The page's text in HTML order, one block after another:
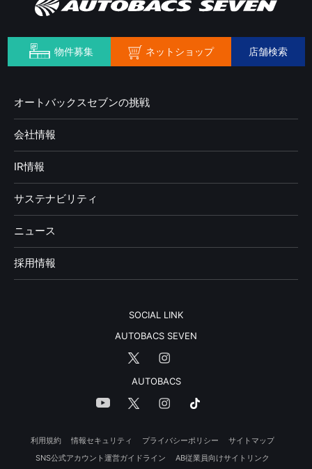
物件募集 ネットショップ 店舗検索
オートバックスセブンの挑戦
会社情報
IR情報
サステナビリティ
ニュース
採用情報
SOCIAL LINK
AUTOBACS SEVEN
AUTOBACS
利用規約 情報セキュリティ プライバシーポリシー
サイトマップ
SNS公式アカウント運営ガイドライン
AB従業員向けサイトリンク